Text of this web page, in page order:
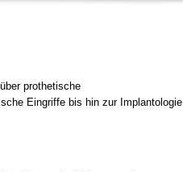
prothetische
Eingriffe bis hin zur Implantologie